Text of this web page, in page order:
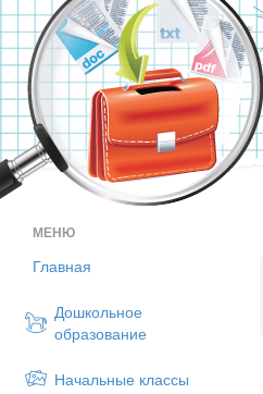
МЕНЮ
Главная
Дошкольное
образование
Начальные классы